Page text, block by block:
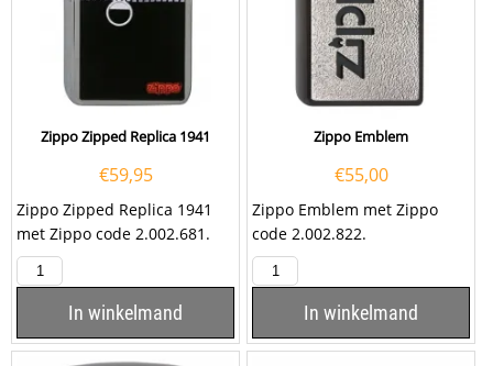
Zippo Zipped Replica 1941
€59,95
Zippo Zipped Replica 1941
met Zippo code 2.002.681.
In winkelmand
Zippo Emblem
€55,00
Zippo Emblem met Zippo
code 2.002.822.
In winkelmand